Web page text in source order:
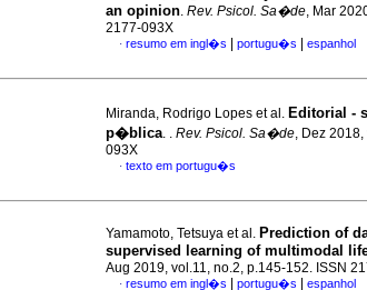
an opinion. Rev. Psicol. Sa�de, Mar
2177-093X
· resumo em ingl�s portugu�s espanhol
Miranda, Rodrigo Lopes et al. Editorial -
p�blica. . Rev. Psicol. Sa�de, Dez
093X
· texto em portugu�s
Yamamoto, Tetsuya et al. Prediction of
supervised learning of multimodal
Aug 2019, vol.11, no.2, p.145-152. ISSN
· resumo em ingl�s portugu�s espanhol